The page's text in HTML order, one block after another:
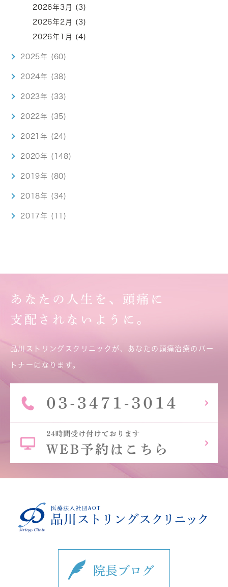
2026年3月 (3)
2026年2月 (3)
2026年1月 (4)
2025年 (60)
2024年 (38)
2023年 (33)
2022年 (35)
2021年 (24)
2020年 (148)
2019年 (80)
2018年 (34)
2017年 (11)
あなたの人生を、頭痛に
支配されないように。
品川ストリングスクリニックが、あなたの頭痛治療のパー
トナーになります。